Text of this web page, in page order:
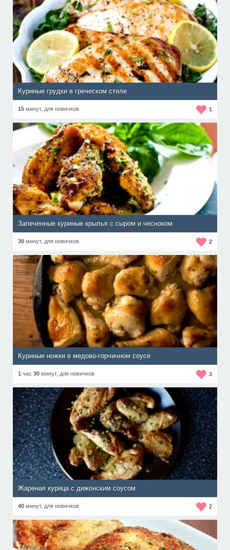
Куриные грудки в греческом стиле
15 минут, для новичков 1
Запеченные куриные крылья с сыром и чесноком
30 минут, для новичков 2
Куриные ножки в медово-горчичном соусе
1 час 30 минут, для новичков 3
Жареная курица с дижонским соусом
40 минут, для новичков 2